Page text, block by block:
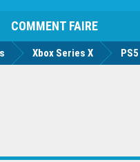
COMMENT FAIRE
Xbox Series X PS5